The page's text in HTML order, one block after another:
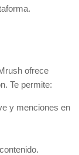
ofrece
Te permite:
y menciones en